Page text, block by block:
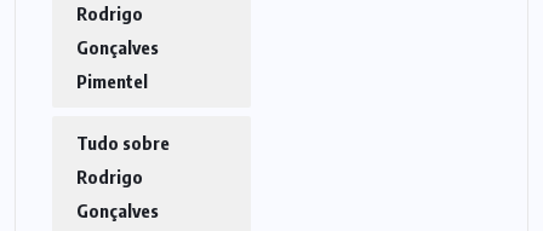
Rodrigo
Gonçalves
Pimentel
Tudo sobre
Rodrigo
Gonçalves